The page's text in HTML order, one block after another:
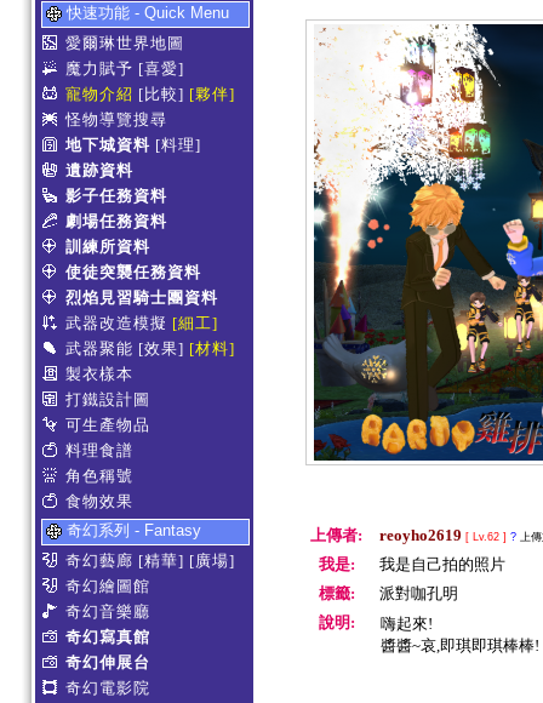
快速功能 - Quick Menu
愛爾琳世界地圖
魔力賦予 [喜愛]
寵物介紹 [比較] [夥伴]
怪物導覽搜尋
地下城資料 [料理]
遺跡資料
影子任務資料
劇場任務資料
訓練所資料
使徒突襲任務資料
烈焰見習騎士團資料
武器改造模擬 [細工]
武器聚能 [效果] [材料]
製衣樣本
打鐵設計圖
可生產物品
料理食譜
角色稱號
食物效果
奇幻系列 - Fantasy
奇幻藝廊 [精華] [廣場]
奇幻繪圖館
奇幻音樂廳
奇幻寫真館
奇幻伸展台
奇幻電影院
上傳者: reoyho2619 [ Lv.62 ] ? 上
我是:
我是自己拍的照片
標籤:
派對咖孔明
說明:
嗨起來!
醬醬~哀,即琪即琪棒棒!